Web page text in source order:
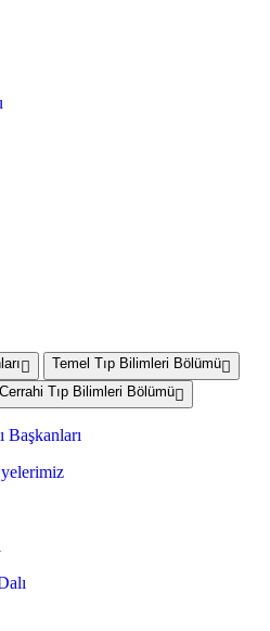
Temel Tıp Bilimleri Bölümü
Cerrahi Tıp Bilimleri Bölümü